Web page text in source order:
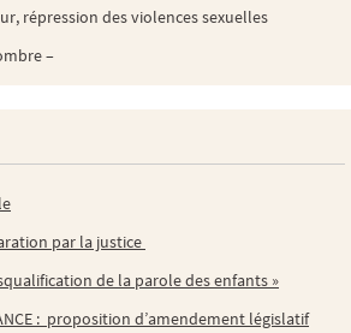
répression des violences sexuelles
–
par la justice
de la parole des enfants »
: proposition d’amendement législatif